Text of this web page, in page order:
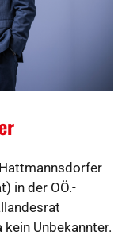
in der OÖ.-
Unbekannter.